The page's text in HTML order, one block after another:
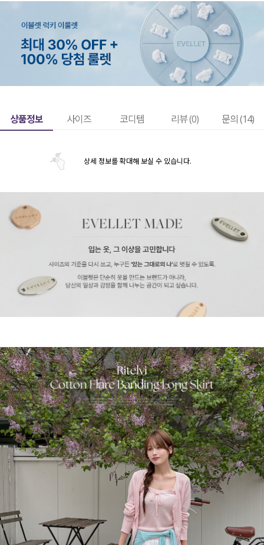
상품정보 사이즈 코디템 리뷰 (0) 문의 (14)
상세 정보를 확대해 보실 수 있습니다.